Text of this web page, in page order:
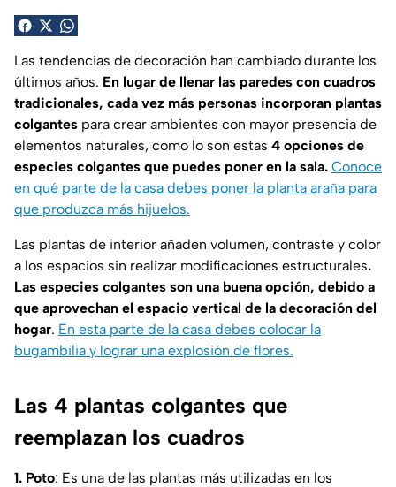
Las tendencias de decoración han cambiado durante los
últimos años. En lugar de llenar las paredes con cuadros
tradicionales, cada vez más personas incorporan plantas
colgantes para crear ambientes con mayor presencia de
elementos naturales, como lo son estas 4 opciones de
especies colgantes que puedes poner en la sala. Conoce
en qué parte de la casa debes poner la planta araña para
que produzca más hijuelos.
Las plantas de interior añaden volumen, contraste y color
a los espacios sin realizar modificaciones estructurales.
Las especies colgantes son una buena opción, debido a
que aprovechan el espacio vertical de la decoración del
hogar. En esta parte de la casa debes colocar la
bugambilia y lograr una explosión de flores.
Las 4 plantas colgantes que
reemplazan los cuadros
1. Poto: Es una de las plantas más utilizadas en los